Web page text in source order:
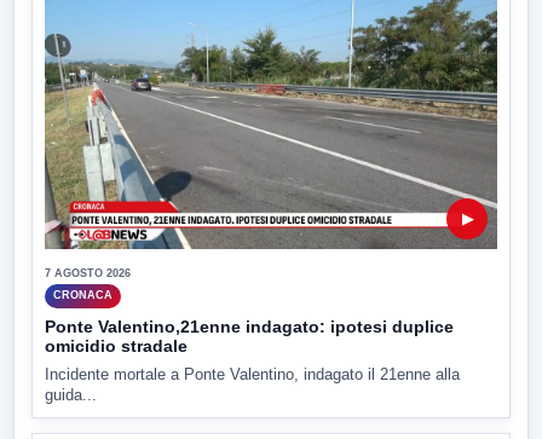
▶
7 AGOSTO 2026
CRONACA
Ponte Valentino,21enne indagato: ipotesi duplice
omicidio stradale
Incidente mortale a Ponte Valentino, indagato il 21enne alla
guida...